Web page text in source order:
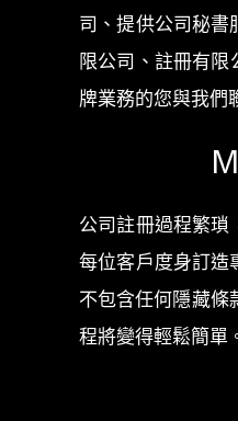
司、提供公司秘書
限公司、註冊有
牌業務的您與我們
公司註冊過程繁
每位客戶度身訂造
不包含任何隱藏條
程將變得輕鬆簡單